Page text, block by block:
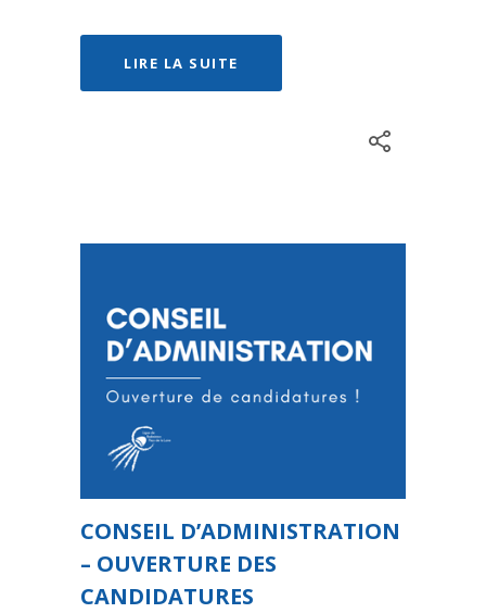
LIRE LA SUITE
CONSEIL D’ADMINISTRATION
– OUVERTURE DES
CANDIDATURES